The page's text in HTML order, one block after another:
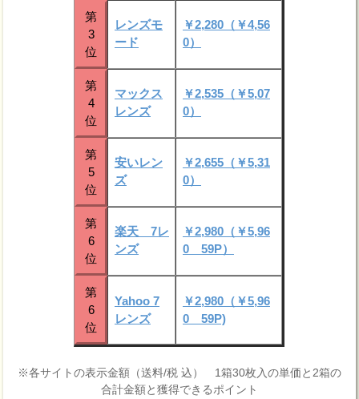
第
3
位
レンズモ
ード
￥2,280（￥4,56
0）
第
4
位
マックス
レンズ
￥2,535（￥5,07
0）
第
5
位
安いレン
ズ
￥2,655（￥5,31
0）
第
6
位
楽天 7レ
ンズ
￥2,980（￥5,96
0 59P）
第
6
位
Yahoo 7
レンズ
￥2,980（￥5,96
0 59P)
※各サイトの表示金額（送料/税 込） 1箱30枚入の単価と2箱の
合計金額と獲得できるポイント